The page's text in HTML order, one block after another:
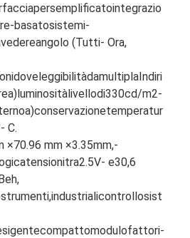
persemplificatointegrazio
basatosistemi-
vedereangolo (Tutti- Ora,
doveleggibilitàdamultiplaIndiri
a)luminositàlivellodi330cd/m2-
a)conservazionetemperatur
- C.
×70.96 mm ×3.35mm,-
tensionitra2.5V- e30,6
strumenti,industrialicontrollosist
compattomodulofattori-